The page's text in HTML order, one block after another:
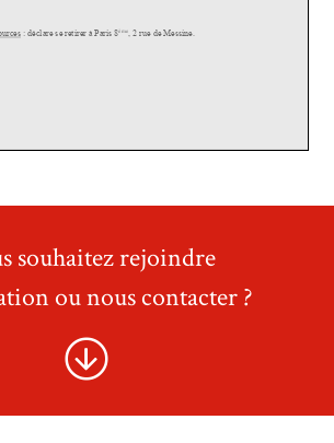
souhaitez rejoindre
ou nous contacter ?